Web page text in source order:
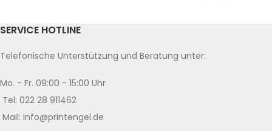
SERVICE HOTLINE
Telefonische Unterstützung und Beratung unter:
Mo. - Fr. 09:00 - 15:00 Uhr
Tel: 022 28 911462
Mail: info@printengel.de